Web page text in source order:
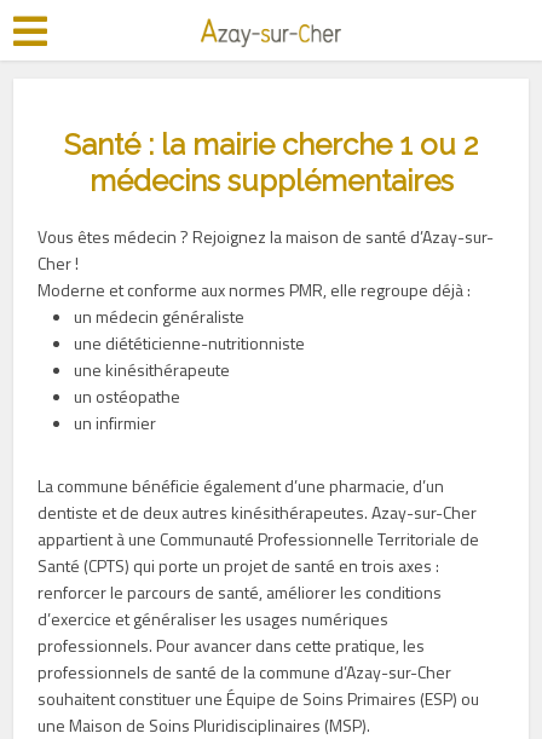
Santé : la mairie cherche 1 ou 2
médecins supplémentaires
Vous êtes médecin ? Rejoignez la maison de santé d’Azay-sur-
Cher !
Moderne et conforme aux normes PMR, elle regroupe déjà :
un médecin généraliste
une diététicienne-nutritionniste
une kinésithérapeute
un ostéopathe
un infirmier
La commune bénéficie également d’une pharmacie, d’un
dentiste et de deux autres kinésithérapeutes. Azay-sur-Cher
appartient à une Communauté Professionnelle Territoriale de
Santé (CPTS) qui porte un projet de santé en trois axes :
renforcer le parcours de santé, améliorer les conditions
d’exercice et généraliser les usages numériques
professionnels. Pour avancer dans cette pratique, les
professionnels de santé de la commune d’Azay-sur-Cher
souhaitent constituer une Équipe de Soins Primaires (ESP) ou
une Maison de Soins Pluridisciplinaires (MSP).